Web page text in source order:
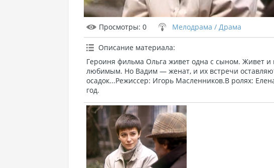
Просмотры: 0 Мелодрама / Драма
Описание материала:
Героиня фильма Ольга живет одна с сыном. Живет и
любимым. Но Вадим — женат, и их встречи
осадок...Режиссер: Игорь Масленников.В ролях:
год.